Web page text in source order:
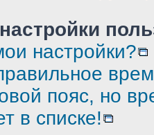
настройки?
пояс, но
в списке!